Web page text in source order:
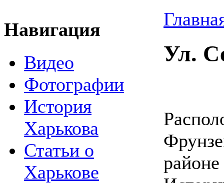
Навигация
Видео
Фотографии
История
Харькова
Статьи о
Харькове
Ул.
районе